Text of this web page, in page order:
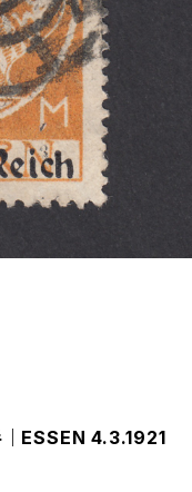
ESSEN 4.3.1921